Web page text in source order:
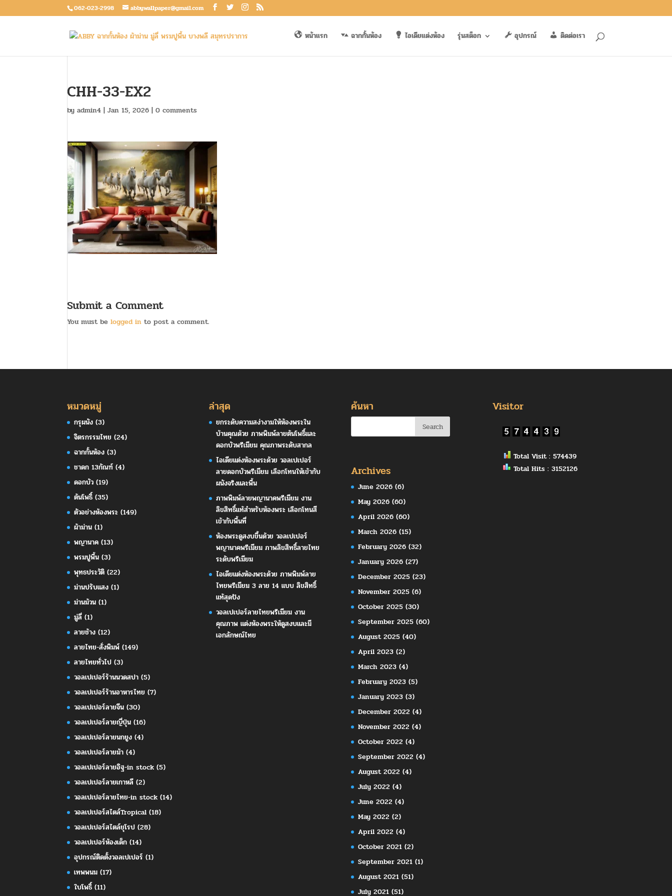
062-023-2998 abbywallpaper@gmail.com
หน้าแรก ฉากกั้นห้อง ไอเดียแต่งห้อง รุ่นสต็อก อุปกรณ์ ติดต่อเรา
CHH-33-EX2
byadmin4 |Jan 15, 2026 |0 comments
Submit a Comment
You must belogged in to post a comment.
หมวดหมู่
กรุผนัง (3)
จิตรกรรมไทย (24)
ฉากกั้นห้อง (3)
ชาดก 13กัณฑ์ (4)
ดอกบัว (19)
ต้นโพธิ์ (35)
ตัวอย่างห้องพระ (149)
ผ้าม่าน (1)
พญานาค (13)
พรมปูพื้น (3)
พุทธประวัติ (22)
ม่านปรับแสง (1)
ม่านม้วน (1)
มู่ลี่ (1)
ลายช้าง (12)
ลายไทย-สั่งพิมพ์ (149)
ลายไทยทั่วไป (3)
วอลเปเปอร์ร้านนวดสปา (5)
วอลเปเปอร์ร้านอาหารไทย (7)
วอลเปเปอร์ลายจีน (30)
วอลเปเปอร์ลายญี่ปุ่น (16)
วอลเปเปอร์ลายนกยูง (4)
วอลเปเปอร์ลายม้า (4)
วอลเปเปอร์ลายอิฐ-in stock (5)
วอลเปเปอร์ลายเกาหลี (2)
วอลเปเปอร์ลายไทย-in stock (14)
วอลเปเปอร์สไตล์Tropical (18)
วอลเปเปอร์สไตล์ยุโรป (28)
วอลเปเปอร์ห้องเด็ก (14)
อุปกรณ์ติดตั้งวอลเปเปอร์ (1)
เทพพนม (17)
ใบโพธิ์ (11)
ล่าสุด
ยกระดับความสง่างามให้ห้องพระใน
บ้านคุณด้วย ภาพพิมพ์ลายต้นโพธิ์และ
ดอกบัวพรีเมียม คุณภาพระดับสากล
ไอเดียแต่งห้องพระด้วย วอลเปเปอร์
ลายดอกบัวพรีเมียม เลือกโทนให้เข้ากับ
ผนังจริงและพื้น
ภาพพิมพ์ลายพญานาคพรีเมียม งาน
ลิขสิทธิ์แท้สำหรับห้องพระ เลือกโทนสี
เข้ากับพื้นที่
ห้องพระดูสงบขึ้นด้วย วอลเปเปอร์
พญานาคพรีเมียม ภาพลิขสิทธิ์ลายไทย
ระดับพรีเมียม
ไอเดียแต่งห้องพระด้วย ภาพพิมพ์ลาย
ไทยพรีเมียม 3 ลาย 14 แบบ ลิขสิทธิ์
แท้สุดปัง
วอลเปเปอร์ลายไทยพรีเมียม งาน
คุณภาพ แต่งห้องพระให้ดูสงบและมี
เอกลักษณ์ไทย
ค้นหา
Archives
June 2026(6)
May 2026(60)
April 2026(60)
March 2026(15)
February 2026(32)
January 2026(27)
December 2025(23)
November 2025(6)
October 2025(30)
September 2025(60)
August 2025(40)
April 2023(2)
March 2023(4)
February 2023(5)
January 2023(3)
December 2022 (4)
November 2022 (4)
October 2022 (4)
September 2022 (4)
August 2022 (4)
July 2022 (4)
June 2022 (4)
May 2022 (2)
April 2022 (4)
October 2021(2)
September 2021(1)
August 2021(51)
July 2021(51)
Visitor
Total Visit : 574439
Total Hits : 3152126